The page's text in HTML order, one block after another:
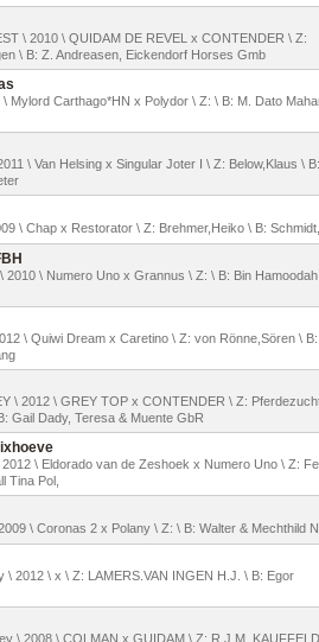
\ 2010 \ QUIDAM DE REVEL x CONTENDER \ Z:
\ B: Z. Andreasen, Eickendorf Horses Gmb
\ Mylord Carthago*HN x Polydor \ Z: \ B: M. Dato
\ Van Helsing x Singular Joter I \ Z: Below,Klaus \ B:
\ Chap x Restorator \ Z: Brehmer,Heiko \ B:
2010 \ Numero Uno x Grannus \ Z: \ B: Bin
\ Quiwi Dream x Caretino \ Z: von Rönne,Sören \ B:
\ 2012 \ GREY TOP x CONTENDER \ Z:
Gail Dady, Teresa & Muente GbR
2012 \ Eldorado van de Zeshoek x Numero Uno \ Z:
Tina Pol,
\ Coronas 2 x Polany \ Z: \ B: Walter & Mechthild
\ 2012 \ x \ Z: LAMERS.VAN INGEN H.J. \ B: Egor
\ 2008 \ COLMAN x GUIDAM \ Z: R.J.M.